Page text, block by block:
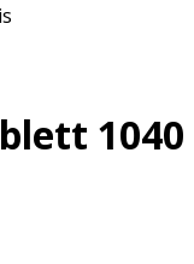
1040